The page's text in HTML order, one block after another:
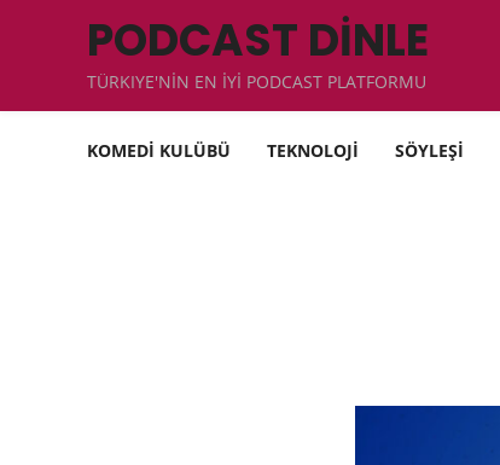
PODCAST DİNLE
TÜRKIYE'NİN EN İYİ PODCAST PLATFORMU
KOMEDİ KULÜBÜ TEKNOLOJİ SÖYLEŞİ